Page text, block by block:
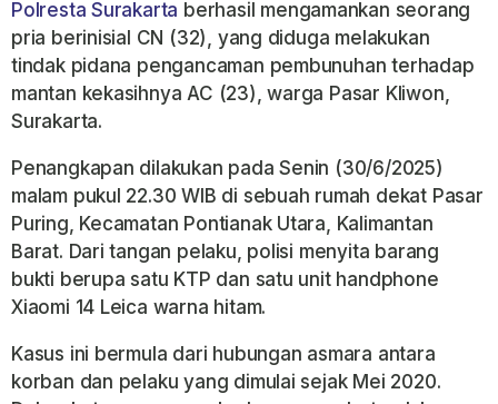
Polresta Surakarta berhasil mengamankan seorang
pria berinisial CN (32), yang diduga melakukan
tindak pidana pengancaman pembunuhan terhadap
mantan kekasihnya AC (23), warga Pasar Kliwon,
Surakarta.
Penangkapan dilakukan pada Senin (30/6/2025)
malam pukul 22.30 WIB di sebuah rumah dekat Pasar
Puring, Kecamatan Pontianak Utara, Kalimantan
Barat. Dari tangan pelaku, polisi menyita barang
bukti berupa satu KTP dan satu unit handphone
Xiaomi 14 Leica warna hitam.
Kasus ini bermula dari hubungan asmara antara
korban dan pelaku yang dimulai sejak Mei 2020.